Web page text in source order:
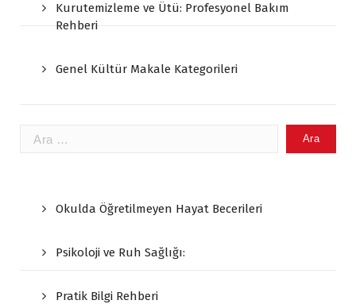
Kurutemizleme ve Ütü: Profesyonel Bakım
Rehberi
Genel Kültür Makale Kategorileri
Arama:
Okulda Öğretilmeyen Hayat Becerileri
Psikoloji ve Ruh Sağlığı:
Pratik Bilgi Rehberi